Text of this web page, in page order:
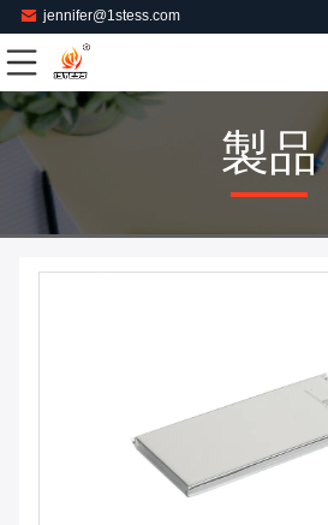
jennifer@1stess.com
製品